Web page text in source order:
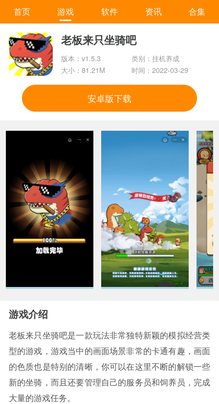
首页 游戏 软件 资讯 合集
老板来只坐骑吧
版本：v1.5.3
类别：挂机养成
大小：81.21M
时间：2022-03-29
安卓版下载
游戏介绍
老板来只坐骑吧是一款玩法非常独特新颖的模拟经营类
型的游戏，游戏当中的画面场景非常的卡通有趣，画面
的色质也是特别的清晰，你可以在这里不断的解锁一些
新的坐骑，而且还要管理自己的服务员和饲养员，完成
大量的游戏任务。